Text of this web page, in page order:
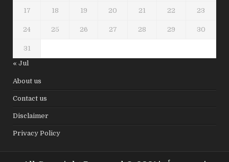
17 18 19 20 21 22 23
24 25 26 27 28 29 30
31
« Jul
About us
Contact us
Disclaimer
Privacy Policy